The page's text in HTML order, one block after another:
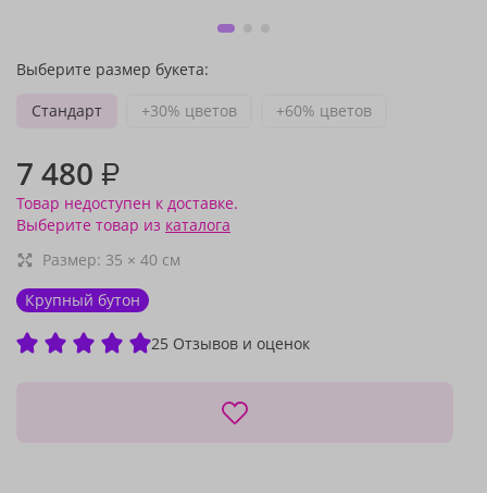
Выберите размер букета:
Стандарт
+30% цветов +60% цветов
7 480 ₽
Товар недоступен к доставке.
Выберите товар из каталога
Размер: 35 × 40 см
Крупный бутон
25 Отзывов и оценок